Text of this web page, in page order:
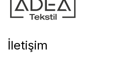
İletişim